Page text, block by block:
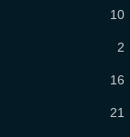
10
2
16
21